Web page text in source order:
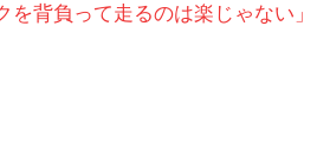
背負って走るのは楽じゃない」